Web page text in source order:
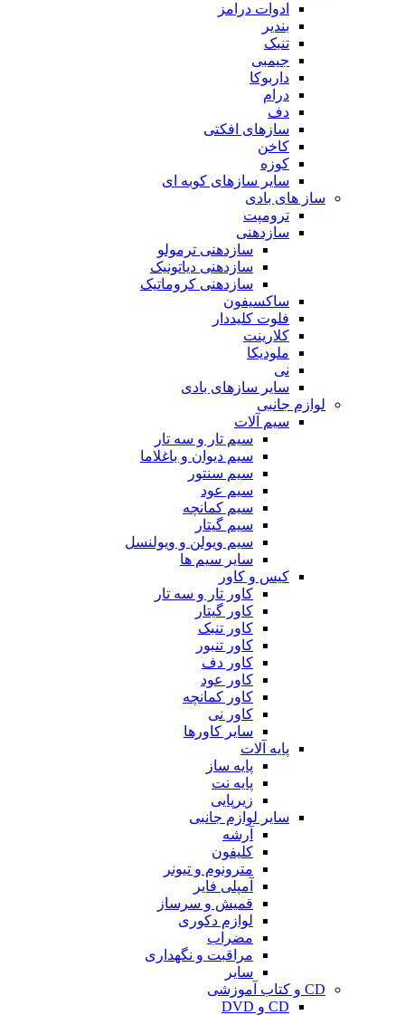
ادوات درامز
بندیر
تنبک
جیمبی
داربوکا
درام
دف
سازهای افکتی
کاخن
کوزه
سایر سازهای کوبه ای
ساز های بادی
ترومپت
سازدهنی
سازدهنی ترمولو
سازدهنی دیاتونیک
سازدهنی کروماتیک
ساکسیفون
فلوت کلیددار
کلارینت
ملودیکا
نی
سایر سازهای بادی
لوازم جانبی
سیم آلات
سیم تار و سه تار
سیم دیوان و باغلاما
سیم سنتور
سیم عود
سیم کمانچه
سیم گیتار
سیم ویولن و ویولنسل
سایر سیم ها
کیس و کاور
کاور تار و سه تار
کاور گیتار
کاور تنبک
کاور تنبور
کاور دف
کاور عود
کاور کمانچه
کاور نی
سایر کاورها
پایه آلات
پایه ساز
پایه نت
زیرپایی
سایر لوازم جانبی
آرشه
کلیفون
مترونوم و تیونر
آمپلی فایر
قمیش و سرساز
لوازم دکوری
مضراب
مراقبت و نگهداری
سایر
CD و کتاب آموزشی
CD و DVD